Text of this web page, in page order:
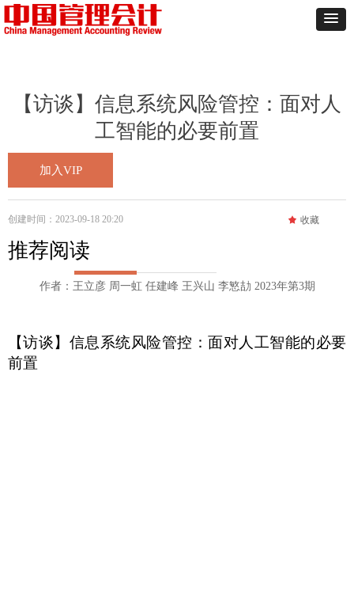
【访谈】信息系统风险管控：面对人
工智能的必要前置
【访谈】 信息系统风险管控：面对人工智能的必要
前置
推荐阅读
作者：王立彦 周一虹 任建峰 王兴山 李慜劼 2023年第3期
创建时间： 2023-09-18 20:20 끄 收藏
加入VIP